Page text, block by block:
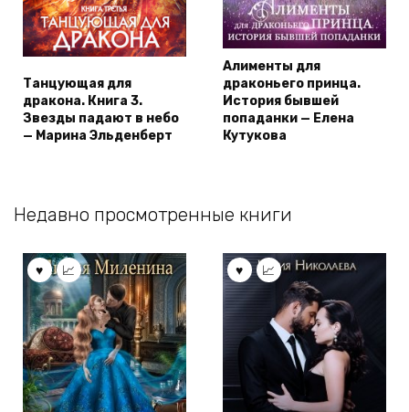
Танцующая для
дракона. Книга 3.
Звезды падают в небо
— Марина Эльденберт
Алименты для
драконьего принца.
История бывшей
попаданки — Елена
Кутукова
Недавно просмотренные книги